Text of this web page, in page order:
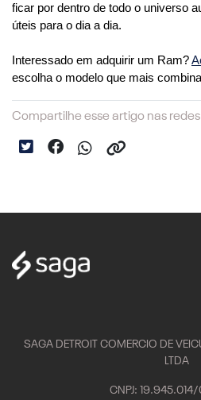
ficar por dentro de todo o universo
úteis para o dia a dia.
Interessado em adquirir um Ram?
escolha o modelo que mais
Compartilhe esse artigo nas redes
SAGA DETROIT COMERCIO DE
LTDA
CNPJ: